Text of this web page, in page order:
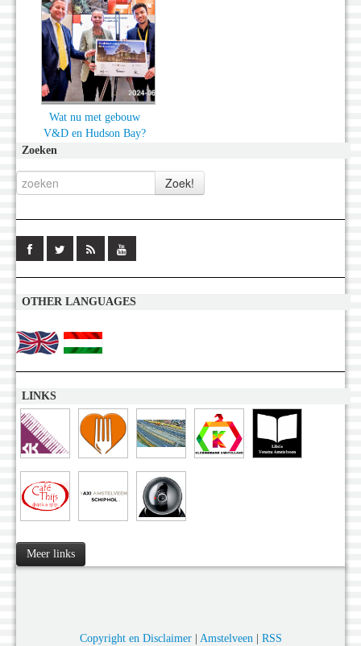
Wat nu met gebouw
V&D en Hudson Bay?
Zoeken
OTHER LANGUAGES
LINKS
Meer links
Copyright en Disclaimer| Amstelveen| RSS